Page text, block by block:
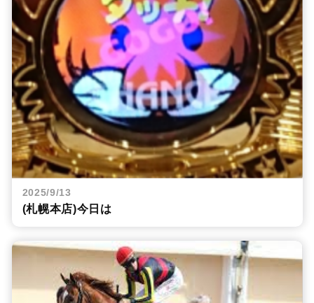
2025/9/13
(札幌本店)今日は